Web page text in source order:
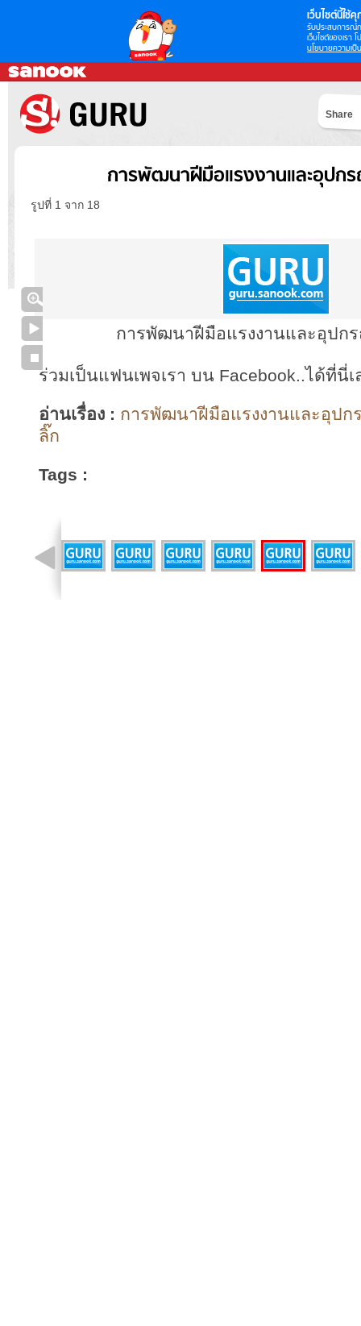
เว็บไซต์นี้ใช้คุ
รับประสบการณ์
เว็บไซต์ของเรา
นโยบายความเป็
Share
การพัฒนาฝีมือแรงงานและอุปก
รูปที่ 1 จาก 18
การพัฒนาฝีมือแรงงานและอุปก
ร่วมเป็นแฟนเพจเรา บน Facebook..ได้ที่นี่เ
อ่านเรื่อง : การพัฒนาฝีมือแรงงานและอุป
ลิ๊ก
Tags :